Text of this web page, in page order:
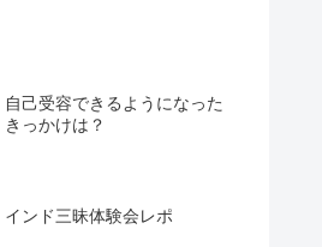
自己受容できるようになった
きっかけは？
インド三昧体験会レポ